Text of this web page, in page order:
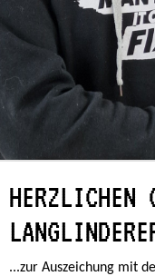
HERZLICHEN
...zur Auszeichung mit